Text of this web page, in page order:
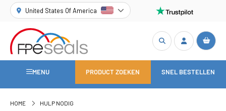
United States Of America
MENU PRODUCT ZOEKEN SNEL BESTELLEN
HOME HULP NODIG